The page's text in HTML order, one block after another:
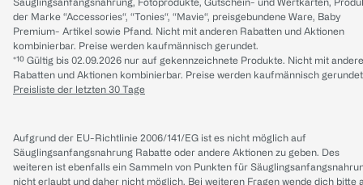
der Marke “Accessories“, “Tonies“, “Mavie“, preisgebundene Ware, Baby
Premium- Artikel sowie Pfand. Nicht mit anderen Rabatten und Aktionen
kombinierbar. Preise werden kaufmännisch gerundet.
*¹⁰ Gültig bis 02.09.2026 nur auf gekennzeichnete Produkte. Nicht mit
Rabatten und Aktionen kombinierbar. Preise werden kaufmännisch
Preisliste der letzten 30 Tage
Aufgrund der EU-Richtlinie 2006/141/EG ist es nicht möglich auf
Säuglingsanfangsnahrung Rabatte oder andere Aktionen zu geben. Des
weiteren ist ebenfalls ein Sammeln von Punkten für
nicht erlaubt und daher nicht möglich. Bei weiteren Fragen wende dich bitte